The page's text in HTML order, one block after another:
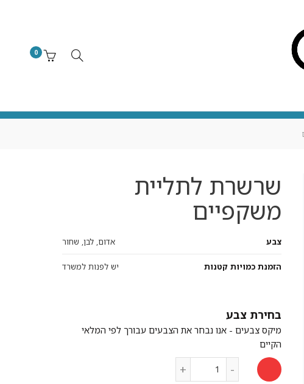
0
שרשרת לתליית
משקפיים
צבע אדום, לבן, שחור
הזמנת כמויות קטנות יש לפנות למשרד
צבע